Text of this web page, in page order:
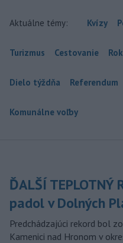
Aktuálne témy: Kvízy
Turizmus Cestovanie
Dielo týždňa Referendum
Komunálne voľby
ĎALŠÍ TEPLOTNÝ
padol v Dolných
Predchádzajúci rekord bol
Kamenici nad Hronom v